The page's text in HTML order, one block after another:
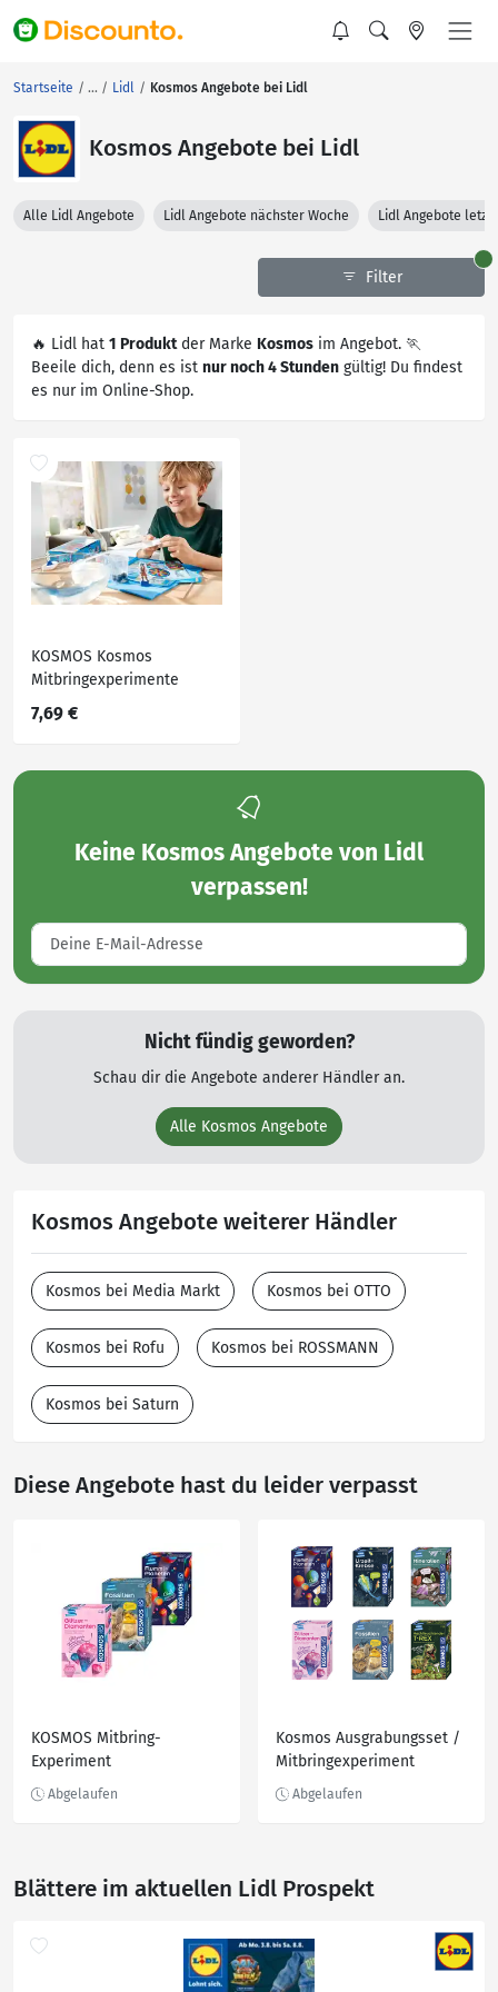
Startseite Lidl Kosmos Angebote bei Lidl
Kosmos Angebote bei Lidl
Alle Lidl Angebote Lidl Angebote nächster Woche Lidl Angebote
Filter
🔥 Lidl hat 1 Produktder Marke Kosmos im Angebot. 🏃
Beeile dich, denn es ist nur noch 4 Stunden gültig! Du findest
es nur im Online-Shop.
KOSMOS Kosmos
Mitbringexperimente
7,69 €
Keine Kosmos Angebote von Lidl
verpassen!
Nicht fündig geworden?
Schau dir die Angebote anderer Händler an.
Alle Kosmos Angebote
Kosmos Angebote weiterer Händler
Kosmos bei Media Markt Kosmos bei OTTO
Kosmos bei Rofu Kosmos bei ROSSMANN
Kosmos bei Saturn
Diese Angebote hast du leider verpasst
KOSMOS Mitbring-
Experiment
Kosmos Ausgrabungsset /
Mitbringexperiment
Blättere im aktuellen Lidl Prospekt